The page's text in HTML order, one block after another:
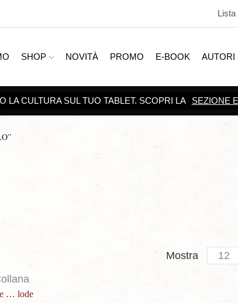
Lista
SHOP NOVITÀ PROMO E-BOOK AUTORI
SCOPRI TUTTE LE PROMOZIONI
Mostra
… lode